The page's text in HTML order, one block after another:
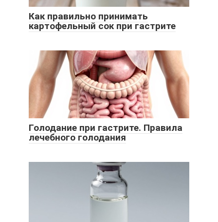
Как правильно принимать
картофельный сок при гастрите
Голодание при гастрите. Правила
лечебного голодания